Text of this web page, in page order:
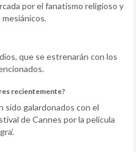
por el fanatismo religioso y
que se estrenarán con los
recientemente?
sido galardonados con el
de Cannes por la película